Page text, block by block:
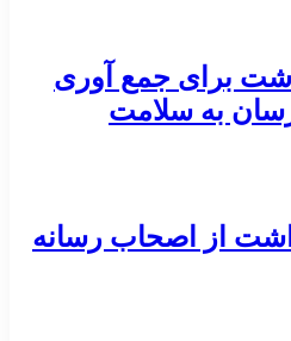
برای جمع آوری
رسان به سلامت
از اصحاب رسانه